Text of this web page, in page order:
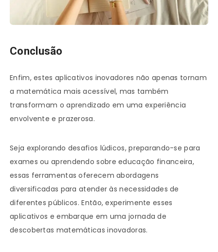
Conclusão
Enfim, estes aplicativos inovadores não apenas tornam
a matemática mais acessível, mas também
transformam o aprendizado em uma experiência
envolvente e prazerosa.
Seja explorando desafios lúdicos, preparando-se para
exames ou aprendendo sobre educação financeira,
essas ferramentas oferecem abordagens
diversificadas para atender às necessidades de
diferentes públicos. Então, experimente esses
aplicativos e embarque em uma jornada de
descobertas matemáticas inovadoras.